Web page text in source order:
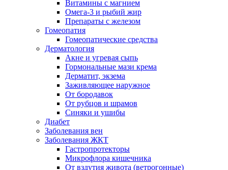
Витамины с магнием
Омега-3 и рыбий жир
Препараты с железом
Гомеопатия
Гомеопатические средства
Дерматология
Акне и угревая сыпь
Гормональные мази крема
Дерматит, экзема
Заживляющее наружное
От бородавок
От рубцов и шрамов
Синяки и ушибы
Диабет
Заболевания вен
Заболевания ЖКТ
Гастропротекторы
Микрофлора кишечника
От вздутия живота (ветрогонные)